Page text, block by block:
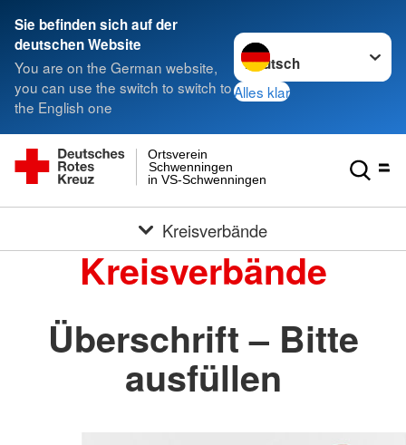
Sie befinden sich auf der
deutschen Website
You are on the German website,
you can use the switch to switch to
the English one
Sprache wechseln zu
Alles klar
in VS-Schwenningen
Schwenningen
Ortsverein
Kreisverbände
Kreisverbände
Überschrift – Bitte
ausfüllen